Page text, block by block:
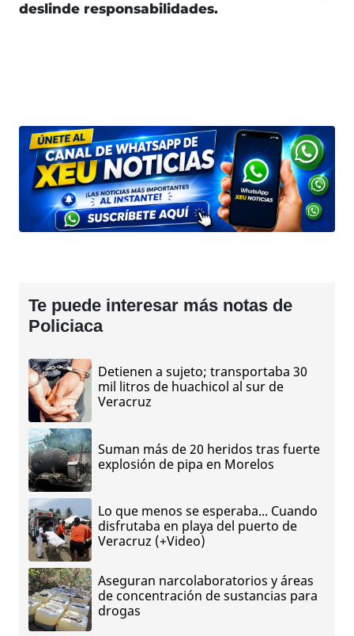
deslinde responsabilidades.
Te puede interesar más notas de
Policiaca
Detienen a sujeto; transportaba 30
mil litros de huachicol al sur de
Veracruz
Suman más de 20 heridos tras fuerte
explosión de pipa en Morelos
Lo que menos se esperaba... Cuando
disfrutaba en playa del puerto de
Veracruz (+Video)
Aseguran narcolaboratorios y áreas
de concentración de sustancias para
drogas